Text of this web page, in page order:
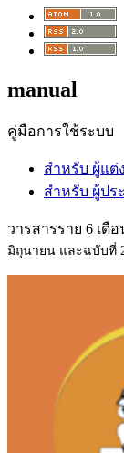
manual
คู่มือการใช้ระบบ
สำหรับ ผู้แต่ง
สำหรับ ผู้ปร
วารสารราย 6 เดื
มิถุนายน และฉบับที่